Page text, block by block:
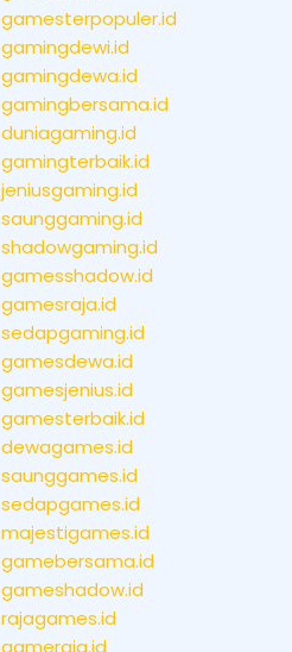
gamesterpopuler.id
gamingdewi.id
gamingdewa.id
gamingbersama.id
duniagaming.id
gamingterbaik.id
jeniusgaming.id
saunggaming.id
shadowgaming.id
gamesshadow.id
gamesraja.id
sedapgaming.id
gamesdewa.id
gamesjenius.id
gamesterbaik.id
dewagames.id
saunggames.id
sedapgames.id
majestigames.id
gamebersama.id
gameshadow.id
rajagames.id
gameraja.id